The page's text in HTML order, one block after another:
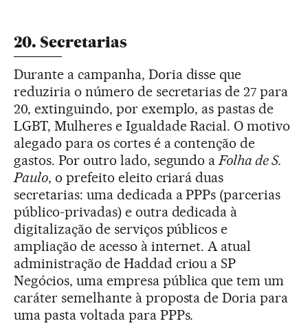
20. Secretarias
Durante a campanha, Doria disse que
reduziria o número de secretarias de 27 para
20, extinguindo, por exemplo, as pastas de
LGBT, Mulheres e Igualdade Racial. O motivo
alegado para os cortes é a contenção de
gastos. Por outro lado, segundo a Folha de S.
Paulo, o prefeito eleito criará duas
secretarias: uma dedicada a PPPs (parcerias
público-privadas) e outra dedicada à
digitalização de serviços públicos e
ampliação de acesso à internet. A atual
administração de Haddad criou a SP
Negócios, uma empresa pública que tem um
caráter semelhante à proposta de Doria para
uma pasta voltada para PPPs.